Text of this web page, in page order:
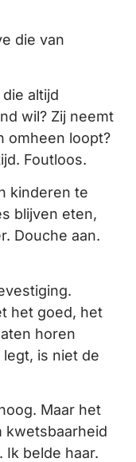
die van
altijd
wil? Zij neemt
omheen loopt?
Foutloos.
kinderen te
blijven eten,
Douche aan.
het goed, het
horen
is niet de
Maar het
kwetsbaarheid
belde haar.